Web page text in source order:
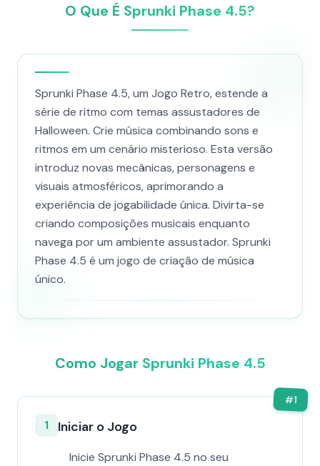
O Que É Sprunki Phase 4.5?
Sprunki Phase 4.5, um Jogo Retro, estende a
série de ritmo com temas assustadores de
Halloween. Crie música combinando sons e
ritmos em um cenário misterioso. Esta versão
introduz novas mecânicas, personagens e
visuais atmosféricos, aprimorando a
experiência de jogabilidade única. Divirta-se
criando composições musicais enquanto
navega por um ambiente assustador. Sprunki
Phase 4.5 é um jogo de criação de música
único.
Como Jogar Sprunki Phase 4.5
#1
1 Iniciar o Jogo
Inicie Sprunki Phase 4.5 no seu